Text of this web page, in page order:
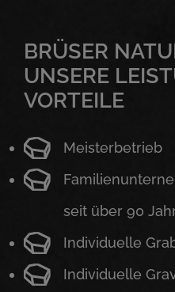
BRÜSER
UNSERE
VORTEILE
Meisterbetrieb
seit über 90
Individuelle
Individuelle